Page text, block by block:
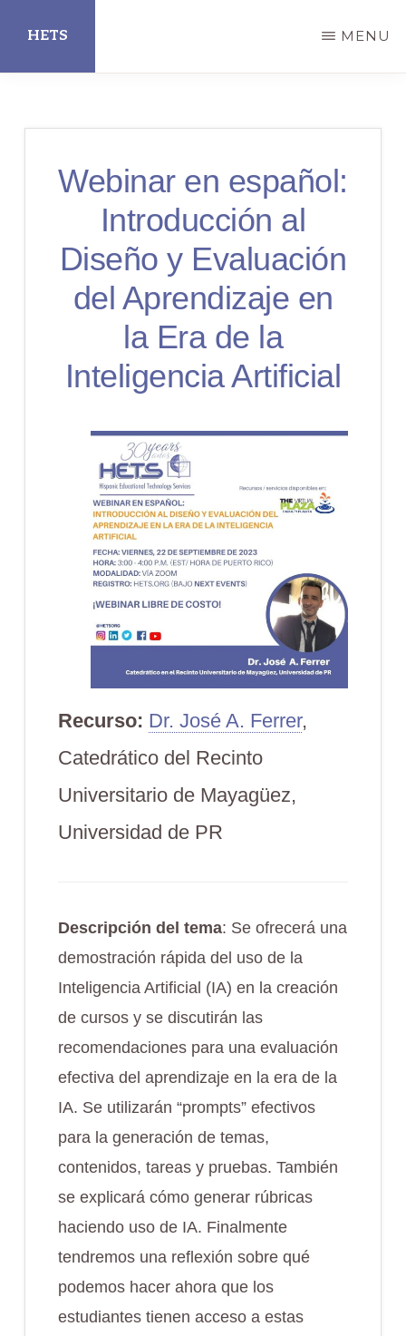
main
HETS
Services
MENU
Webinar en español:
Introducción al
Diseño y Evaluación
del Aprendizaje en
la Era de la
Inteligencia Artificial
Recurso: Dr. José A. Ferrer,
Catedrático del Recinto
Universitario de Mayagüez,
Universidad de PR
Descripción del tema: Se ofrecerá una
demostración rápida del uso de la
Inteligencia Artificial (IA) en la creación
de cursos y se discutirán las
recomendaciones para una evaluación
efectiva del aprendizaje en la era de la
IA. Se utilizarán “prompts” efectivos
para la generación de temas,
contenidos, tareas y pruebas. También
se explicará cómo generar rúbricas
haciendo uso de IA. Finalmente
tendremos una reflexión sobre qué
podemos hacer ahora que los
estudiantes tienen acceso a estas